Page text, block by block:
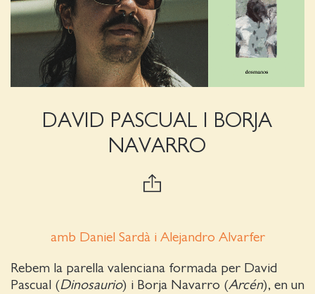
DAVID PASCUAL I BORJA
NAVARRO
amb Daniel Sardà i Alejandro Alvarfer
Rebem la parella valenciana formada per David
Pascual (Dinosaurio) i Borja Navarro (Arcén), en un